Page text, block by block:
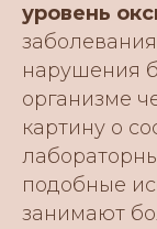
уровень
нарушения
организме
картину о
подобные
занимают